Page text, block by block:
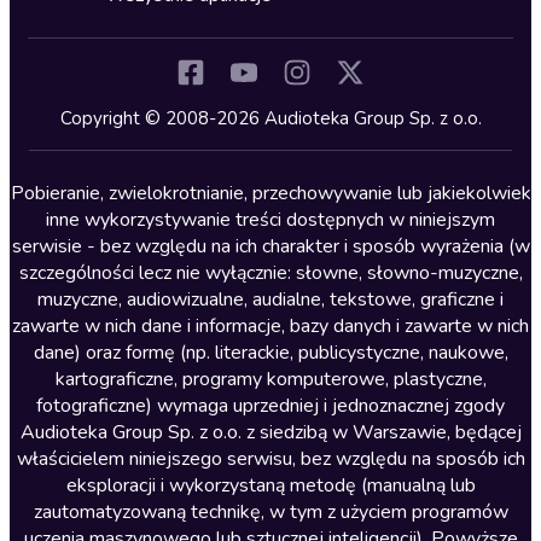
Kryminały
Lektury szkolne
Literatura anglojęzyczna
Literatura faktu
Literatura obyczajowa
Literatura piękna obca
Literatura piękna polska
Nagrania relaksacyjne
Nauka języków
Nauki humanistyczne
Podcasty i audycje
Copyright © 2008-2026 Audioteka Group Sp. z o.o.
Pobieranie, zwielokrotnianie, przechowywanie lub jakiekolwiek
inne wykorzystywanie treści dostępnych w niniejszym
serwisie - bez względu na ich charakter i sposób wyrażenia (w
szczególności lecz nie wyłącznie: słowne, słowno-muzyczne,
muzyczne, audiowizualne, audialne, tekstowe, graficzne i
zawarte w nich dane i informacje, bazy danych i zawarte w nich
dane) oraz formę (np. literackie, publicystyczne, naukowe,
kartograficzne, programy komputerowe, plastyczne,
fotograficzne) wymaga uprzedniej i jednoznacznej zgody
Audioteka Group Sp. z o.o. z siedzibą w Warszawie, będącej
właścicielem niniejszego serwisu, bez względu na sposób ich
eksploracji i wykorzystaną metodę (manualną lub
zautomatyzowaną technikę, w tym z użyciem programów